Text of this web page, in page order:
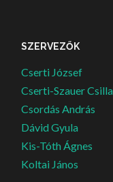
SZERVEZŐK
Cserti József
Cserti-Szauer Csilla
Csordás András
Dávid Gyula
Kis-Tóth Ágnes
Koltai János